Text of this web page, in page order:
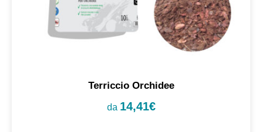
Terriccio Orchidee
da 14,41€